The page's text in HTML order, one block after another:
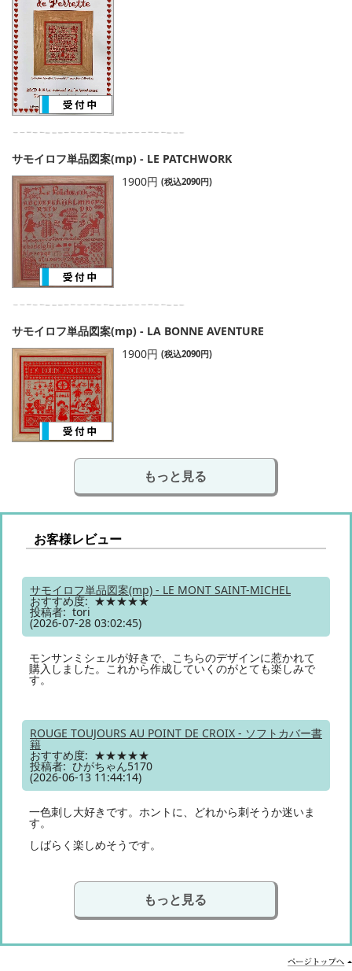
サモイロフ単品図案(mp) - LE PATCHWORK
1900円 (税込2090円)
サモイロフ単品図案(mp) - LA BONNE AVENTURE
1900円 (税込2090円)
もっと見る
お客様レビュー
サモイロフ単品図案(mp) - LE MONT SAINT-MICHEL
おすすめ度: ★★★★★
投稿者: tori
(2026-07-28 03:02:45)
モンサンミシェルが好きで、こちらのデザインに惹かれて
購入しました。これから作成していくのがとても楽しみで
す。
ROUGE TOUJOURS AU POINT DE CROIX - ソフトカバー書
籍
おすすめ度: ★★★★★
投稿者: ひがちゃん5170
(2026-06-13 11:44:14)
一色刺し大好きです。ホントに、どれから刺そうか迷いま
す。
しばらく楽しめそうです。
もっと見る